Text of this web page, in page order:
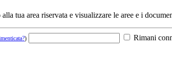
tua area riservata e visualizzare le aree e i
) Rimani